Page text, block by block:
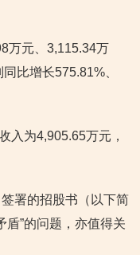
万元、3,115.34万
比增长575.81%、
入为4,905.65万元，
署的招股书（以下简
盾”的问题，亦值得关